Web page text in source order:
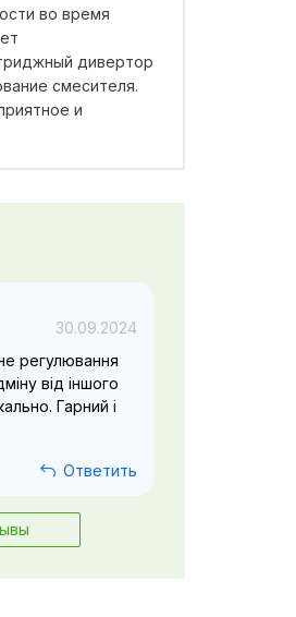
во время
дивертор
смесителя.
и
30.09.2024
регулювання
від іншого
Гарний і
Ответить